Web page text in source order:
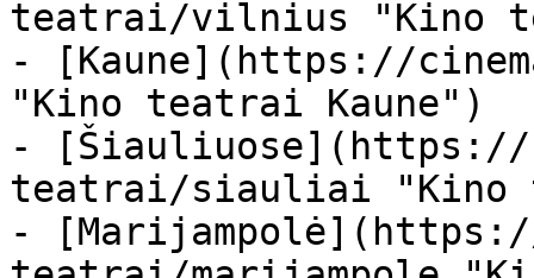
teatrai/vilnius "Kino
- [Kaune](https://
"Kino teatrai Kaune")
- [Šiauliuose](https://
teatrai/siauliai "Kino
-